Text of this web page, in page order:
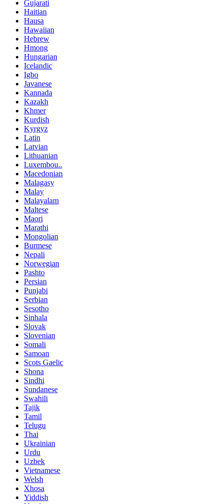
Gujarati
Haitian
Hausa
Hawaiian
Hebrew
Hmong
Hungarian
Icelandic
Igbo
Javanese
Kannada
Kazakh
Khmer
Kurdish
Kyrgyz
Latin
Latvian
Lithuanian
Luxembou..
Macedonian
Malagasy
Malay
Malayalam
Maltese
Maori
Marathi
Mongolian
Burmese
Nepali
Norwegian
Pashto
Persian
Punjabi
Serbian
Sesotho
Sinhala
Slovak
Slovenian
Somali
Samoan
Scots Gaelic
Shona
Sindhi
Sundanese
Swahili
Tajik
Tamil
Telugu
Thai
Ukrainian
Urdu
Uzbek
Vietnamese
Welsh
Xhosa
Yiddish